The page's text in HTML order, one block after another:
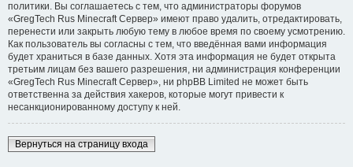
политики. Вы соглашаетесь с тем, что администраторы форумов
«GregTech Rus Minecraft Сервер» имеют право удалить, отредактировать,
перенести или закрыть любую тему в любое время по своему усмотрению.
Как пользователь вы согласны с тем, что введённая вами информация
будет храниться в базе данных. Хотя эта информация не будет открыта
третьим лицам без вашего разрешения, ни администрация конференции
«GregTech Rus Minecraft Сервер», ни phpBB Limited не может быть
ответственна за действия хакеров, которые могут привести к
несанкционированному доступу к ней.
Вернуться на страницу входа